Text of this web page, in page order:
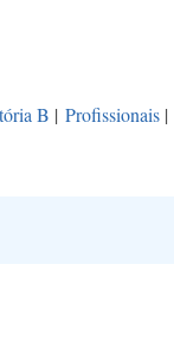
B | Profissionais |